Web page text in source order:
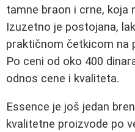
tamne braon i crne, koja
Izuzetno je postojana,
praktičnom četkicom na
Po ceni od oko 400
odnos cene i kvaliteta.
Essence je još jedan
kvalitetne proizvode po